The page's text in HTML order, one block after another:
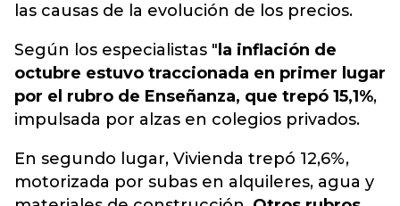
las causas de la evolución de los precios.
Según los especialistas " la inflación de
octubre estuvo traccionada en primer lugar
por el rubro de Enseñanza, que trepó 15,1%,
impulsada por alzas en colegios privados.
En segundo lugar, Vivienda trepó 12,6%,
motorizada por subas en alquileres, agua y